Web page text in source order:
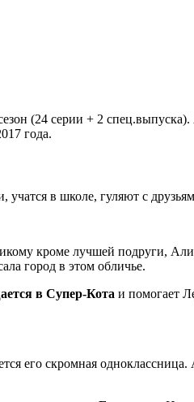
(24 серии + 2
года.
учатся в школе, гуляют с
кроме лучшей подруги,
город в этом обличье.
в Супер-Кота и помогает
его скромная